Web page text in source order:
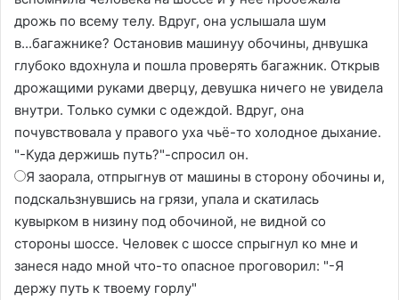
дрожь по всему телу. Вдруг, она услышала шум
в...багажнике? Остановив машинуу обочины, днвушка
глубоко вдохнула и пошла проверять багажник. Открыв
дрожащими руками дверцу, девушка ничего не увидела
внутри. Только сумки с одеждой. Вдруг, она
почувствовала у правого уха чьё-то холодное дыхание.
"-Куда держишь путь?"-спросил он.
Я заорала, отпрыгнув от машины в сторону обочины и,
подскальзнувшись на грязи, упала и скатилась
кувырком в низину под обочиной, не видной со
стороны шоссе. Человек с шоссе спрыгнул ко мне и
занеся надо мной что-то опасное проговорил: "-Я
держу путь к твоему горлу"